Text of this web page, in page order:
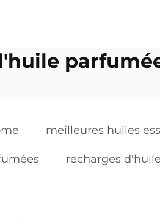
meilleures huiles
recharges